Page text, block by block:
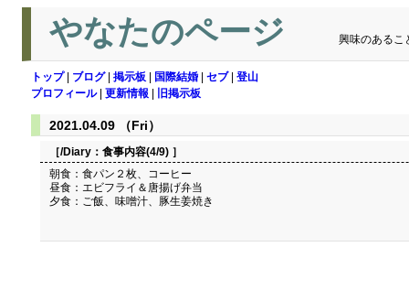
やなたのページ 興味のあるこ
トップ| ブログ| 掲示板 国際結婚 セブ| 登山
プロフィール| 更新情報 旧掲示板
2021.04.09 （Fri）
［/Diary： 食事内容(4/9) ］
朝食：食パン２枚、コーヒー
昼食：エビフライ＆唐揚げ弁当
夕食：ご飯、味噌汁、豚生姜焼き